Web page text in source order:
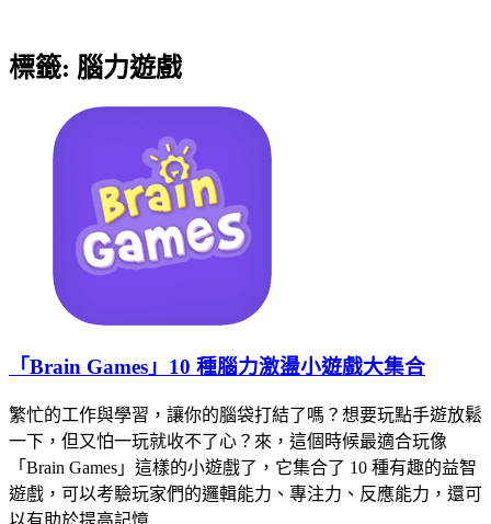
標籤: 腦力遊戲
「Brain Games」10 種腦力激盪小遊戲大集合
繁忙的工作與學習，讓你的腦袋打結了嗎？想要玩點手遊放鬆
一下，但又怕一玩就收不了心？來，這個時候最適合玩像
「Brain Games」這樣的小遊戲了，它集合了 10 種有趣的益智
遊戲，可以考驗玩家們的邏輯能力、專注力、反應能力，還可
以有助於提高記憶…